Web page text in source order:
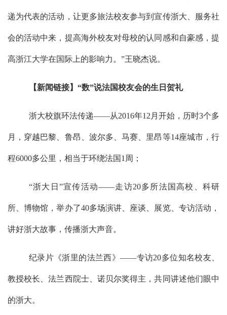
递为代表的活动，让更多旅法校友参与到宣传浙大、服务社
会的活动中来，提高海外校友对母校的认同感和自豪感，提
高浙江大学在国际上的影响力。”王晓杰说。
【新闻链接】 “数”说法国校友会的生日贺礼
浙大校旗环法传递——从2016年12月开始，历时3个多
月，穿越巴黎、鲁昂、波尔多、马赛、里昂等14座城市，行
程6000多公里，相当于环绕法国1周；
“浙大日”宣传活动——走访20多所法国高校、科研
所、博物馆，举办了40多场演讲、座谈、展览、专访活动，
讲好浙大故事，传播浙大声音。
纪录片《浙里的法兰西》——专访20多位知名校友、
教授校长、法兰西院士、诺贝尔奖得主，共同讲述他们眼中
的浙大。